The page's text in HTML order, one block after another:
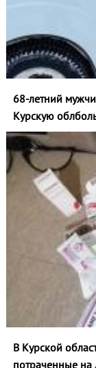
68-летний
Курскую
В Курской
потраченные на